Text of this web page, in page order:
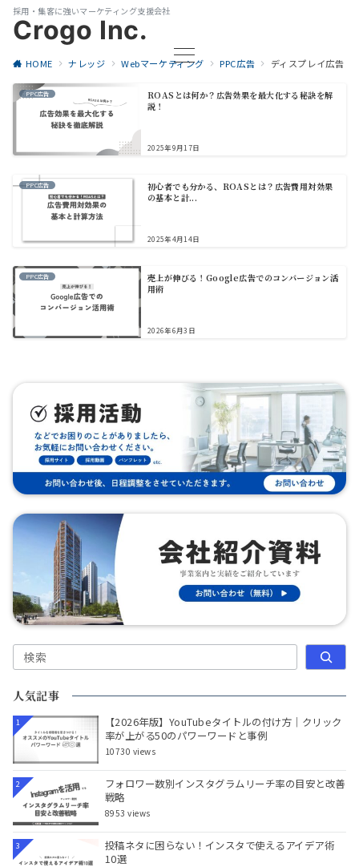
採用・集客に強いマーケティング支援会社
Crogo Inc.
HOME ナレッジ Webマーケティング PPC広告 ディスプレイ広告
PPC広告
ROASとは何か？広告効果を最大化する秘訣を解
説！
2025年9月17日
PPC広告
初心者でも分かる、ROASとは？広告費用対効果
の基本と計...
2025年4月14日
PPC広告
売上が伸びる！Google広告でのコンバージョン活
用術
2026年6月3日
検索
人気記事
1
【2026年版】YouTubeタイトルの付け方｜クリック
率が上がる50のパワーワードと事例
10730 views
2
フォロワー数別インスタグラムリーチ率の目安と改善
戦略
8953 views
3
投稿ネタに困らない！インスタで使えるアイデア術
10選